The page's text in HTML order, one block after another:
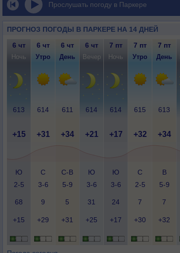
Прослушать погоду в Паркере
ПРОГНОЗ ПОГОДЫ В ПАРКЕРЕ НА 14 ДНЕЙ
6 чт 6 чт 6 чт 6 чт 7 пт 7 пт 7 пт
Ночь Утро День Вечер Ночь Утро День
613 614 611 614 614 615 613
+15 +31 +34 +21 +17 +32 +34
Ю
2-5
С
3-6
С-В
5-9
Ю
3-6
Ю
3-6
С
2-5
В
5-9
68 9 5 31 24 7 7
+15 +29 +31 +25 +17 +30 +32